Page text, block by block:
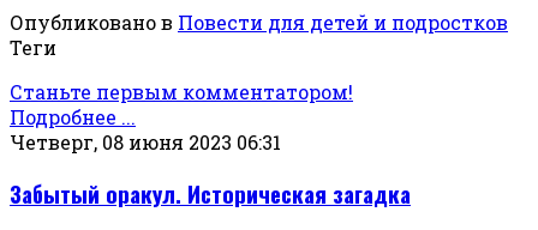
Опубликовано в Повести для детей и подростков
Теги
Станьте первым комментатором!
Подробнее ...
Четверг, 08 июня 2023 06:31
Забытый оракул. Историческая загадка